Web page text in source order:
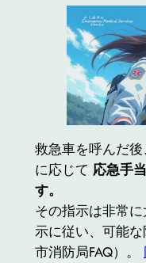
救急車を呼んだ
に応じて 応急手
す。
その指示は非常
示に従い、可能
市消防局FAQ）。